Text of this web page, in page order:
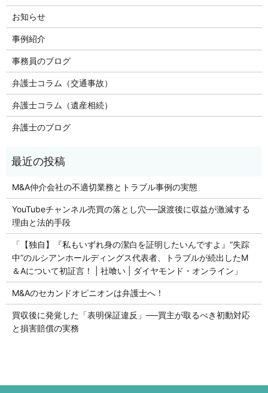
お知らせ
事例紹介
事務員のブログ
弁護士コラム（交通事故）
弁護士コラム（遺産相続）
弁護士のブログ
M&A仲介会社の不適切業務とトラブル事例の実態
YouTubeチャンネル売買の落とし穴──譲渡後に収益が激減する
理由と法的手段
「【独自】『私もいずれ身の潔白を証明したいんですよ』“失踪
中”のルシアンホールディングス代表者、トラブルが続出したM
＆Aについて初証言！ | 社喰い | ダイヤモンド・オンライン」
M&Aのセカンドオピニオンは弁護士へ！
買収後に発覚した「表明保証違反」──買主が取るべき初動対応
と損害賠償の実務
初回の法律相談無料です。